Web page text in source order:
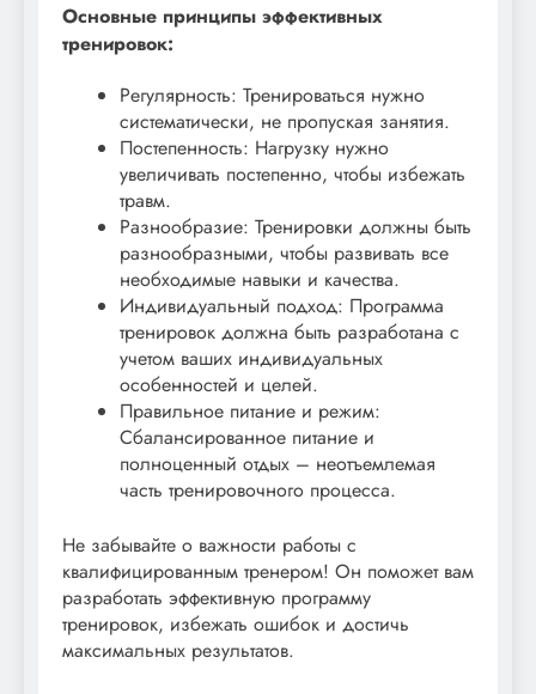
Основные принципы эффективных
тренировок:
Регулярность: Тренироваться нужно
систематически, не пропуская занятия.
Постепенность: Нагрузку нужно
увеличивать постепенно, чтобы избежать
травм.
Разнообразие: Тренировки должны быть
разнообразными, чтобы развивать все
необходимые навыки и качества.
Индивидуальный подход: Программа
тренировок должна быть разработана с
учетом ваших индивидуальных
особенностей и целей.
Правильное питание и режим:
Сбалансированное питание и
полноценный отдых – неотъемлемая
часть тренировочного процесса.
Не забывайте о важности работы с
квалифицированным тренером! Он поможет вам
разработать эффективную программу
тренировок, избежать ошибок и достичь
максимальных результатов.